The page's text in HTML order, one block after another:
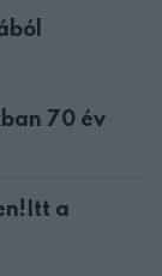
70 év
a